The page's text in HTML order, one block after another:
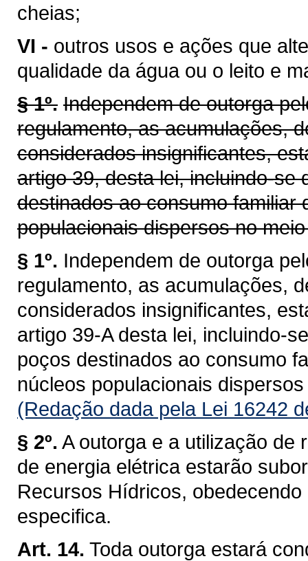
cheias;
VI - outros usos e ações que
qualidade da água ou o leito e
§ 1º. Independem de outorga
regulamento, as acumulações,
considerados insignificantes,
artigo 39, desta lei, incluindo-se
destinados ao consumo familiar
populacionais dispersos no
§ 1º. Independem de outorga
regulamento, as acumulações,
considerados insignificantes,
artigo 39-A desta lei, incluindo-
poços destinados ao consumo
núcleos populacionais
(Redação dada pela Lei 16242
§ 2º. A outorga e a utilização de
de energia elétrica estarão
Recursos Hídricos,
especifica.
Art. 14. Toda outorga estará